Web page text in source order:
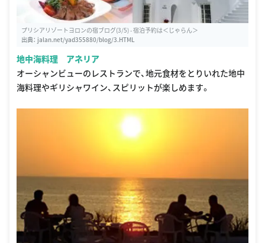
プリシアリゾートヨロンの宿ブログ(3/5) - 宿泊予約は＜じゃらん＞
出典： jalan.net/yad355880/blog/3.HTML
地中海料理 アネリア
オーシャンビューのレストランで、地元食材をとりいれた地中
海料理やギリシャワイン、スピリットが楽しめます。